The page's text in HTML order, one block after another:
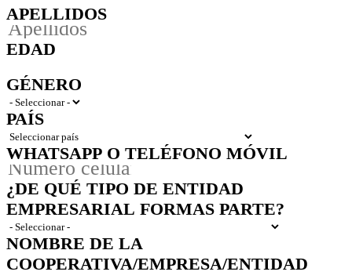
APELLIDOS
EDAD
GÉNERO
PAÍS
WHATSAPP O TELÉFONO MÓVIL
¿DE QUÉ TIPO DE ENTIDAD
EMPRESARIAL FORMAS PARTE?
NOMBRE DE LA
COOPERATIVA/EMPRESA/ENTIDAD